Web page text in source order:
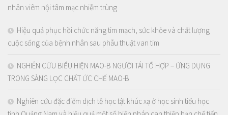
nhân viêm nội tâm mạc nhiễm trùng
Hiệu quả phục hồi chức năng tim mạch, sức khỏe và chất lượng
cuộc sống của bệnh nhân sau phẫu thuật van tim
NGHIÊN CỨU BIỂU HIỆN MAO-B NGƯỜI TÁI TỔ HỢP – ỨNG DỤNG
TRONG SÀNG LỌC CHẤT ỨC CHẾ MAO-B
Nghiên cứu đặc điểm dịch tễ học tật khúc xạ ở học sinh tiểu học